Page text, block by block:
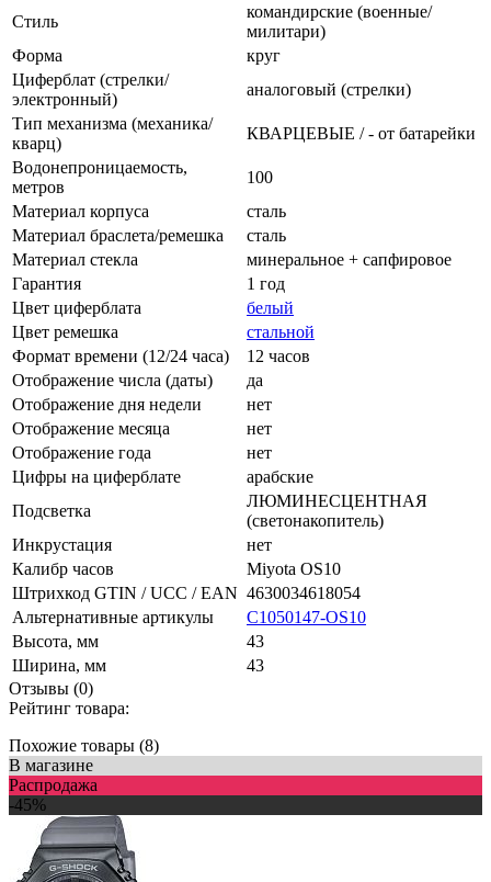
Стиль
командирские (военные/
милитари)
Форма
круг
Циферблат (стрелки/
электронный)
аналоговый (стрелки)
Тип механизма (механика/
кварц)
КВАРЦЕВЫЕ / - от батарейки
Водонепроницаемость,
метров
100
Материал корпуса
сталь
Материал браслета/ремешка
сталь
Материал стекла
минеральное + сапфировое
Гарантия
1 год
Цвет циферблата
белый
Цвет ремешка
стальной
Формат времени (12/24 часа)
12 часов
Отображение числа (даты)
да
Отображение дня недели
нет
Отображение месяца
нет
Отображение года
нет
Цифры на циферблате
арабские
Подсветка
ЛЮМИНЕСЦЕНТНАЯ
(светонакопитель)
Инкрустация
нет
Калибр часов
Miyota OS10
Штрихкод GTIN / UCC / EAN 4630034618054
Альтернативные артикулы
С1050147-OS10
Высота, мм
43
Ширина, мм
43
Отзывы (0)
Рейтинг товара:
Похожие товары (8)
В магазине
Распродажа
-45%